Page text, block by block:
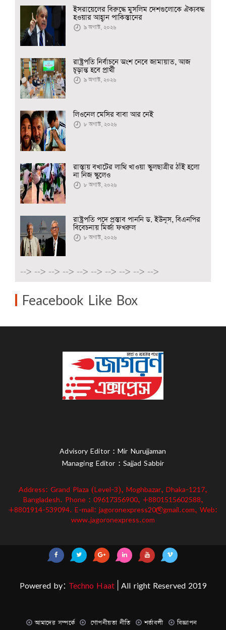
ইসরায়েলের বিরুদ্ধে মুসলিম দেশগুলোকে ঐক্যবদ্ধ
হওয়ার আহ্বান পাকিস্তানের
৯ অগাস্ট, ২০২৬
রাষ্ট্রপতি নির্বাচনে অংশ নেবে জামায়াত, আজ
চূড়ান্ত হবে প্রার্থী
৯ অগাস্ট, ২০২৬
লিওনেল মেসির বাবা আর নেই
৮ অগাস্ট, ২০২৬
রাস্তায় বখাটের লাথি খাওয়া স্কুলছাত্রীর ঠাঁই হলো
না নিজ স্কুলেও
৮ অগাস্ট, ২০২৬
রাষ্ট্রপতি পদে প্রস্তাব পাননি ড. ইউনূস, বিএনপির
বিবেচনায় মির্জা ফখরুল
৮ অগাস্ট, ২০২৬
--> --> --> --> --> --> --> --> --> -->
Feacebook Like Box
Advisory Editor : Mir Nurujjaman
Managing Editor : Sajjad Sabbir
Address: Grand Plaza (Level-3), Moghbazar, Dhaka-1217,
Bangladesh. Phone : 09617356900, +8801515602588,
+8801914-539094. E-mail: jagoronexpress20@gmail.com, Web:
www.jagoronexpress.com
Powered by: Techno Haat| All right Reserved 2019
আমাদের সম্পর্কে গোপনীয়তা নীতি শর্তাবলী বিজ্ঞাপন